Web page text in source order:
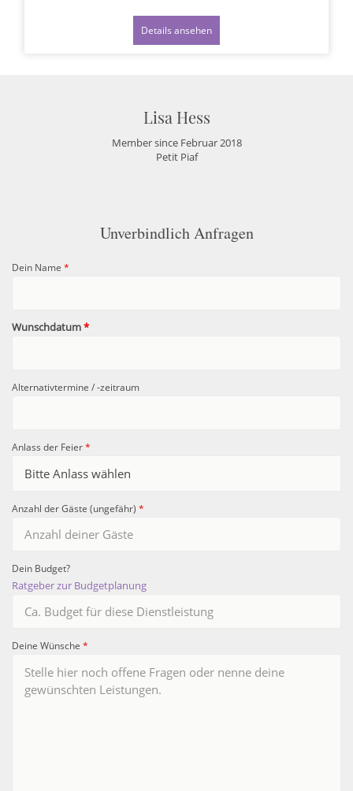
Details ansehen
Lisa Hess
Member since Februar 2018
Petit Piaf
Unverbindlich Anfragen
Dein Name *
Wunschdatum*
Alternativtermine / -zeitraum
Anlass der Feier*
Anzahl der Gäste (ungefähr) *
Dein Budget?
Ratgeber zur Budgetplanung
Deine Wünsche *